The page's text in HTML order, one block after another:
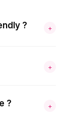
? +
+
? +